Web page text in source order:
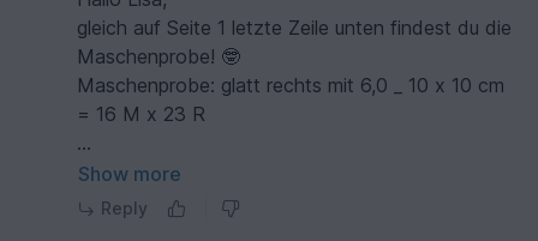
gleich auf Seite 1 letzte Zeile unten findest du die
Maschenprobe! 🤓
Maschenprobe: glatt rechts mit 6,0 _ 10 x 10 cm
= 16 M x 23 R
Das Stillegen der Ärmel wird in der fortlaufenden
Beschreibung für jede Größe angegeben. Wie oft
Show more
Reply